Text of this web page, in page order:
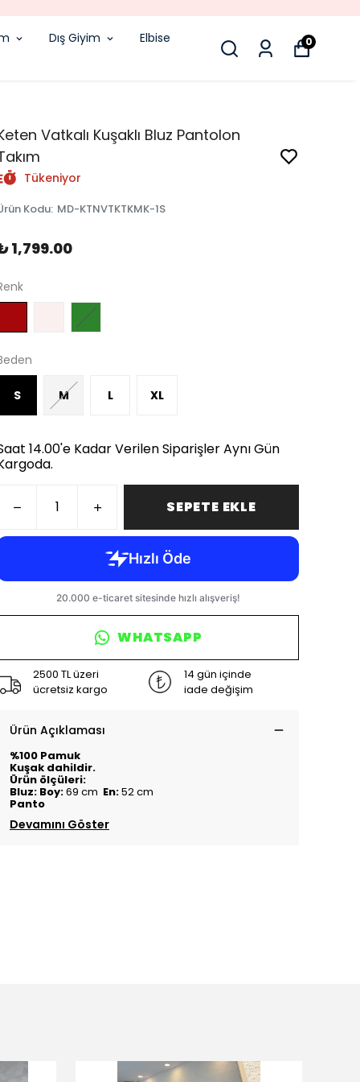
Dış Giyim
Elbise
0
Vatkalı Kuşaklı Bluz Pantolon
Tükeniyor
Kodu: MD-KTNVTKTKMK-1S
1,799.00
S M L XL
14.00'e Kadar Verilen Siparişler Aynı Gün
SEPETE EKLE
WHATSAPP
2500 TL üzeri
ücretsiz kargo
14 gün içinde
iade değişim
Ürün Açıklaması
%100 Pamuk
Kuşak dahildir.
Ürün ölçüleri:
Bluz: Boy:69 cm En:52 cm
Panto
Devamını Göster